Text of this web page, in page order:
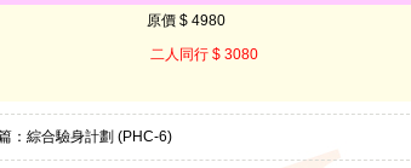
原價 $ 4980
二人同行 $ 3080
： 綜合驗身計劃 (PHC-6)